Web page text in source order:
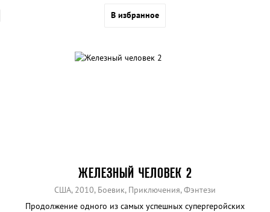
В избранное
ЖЕЛЕЗНЫЙ ЧЕЛОВЕК 2
США, 2010, Боевик, Приключения, Фэнтези
Продолжение одного из самых успешных супергеройских